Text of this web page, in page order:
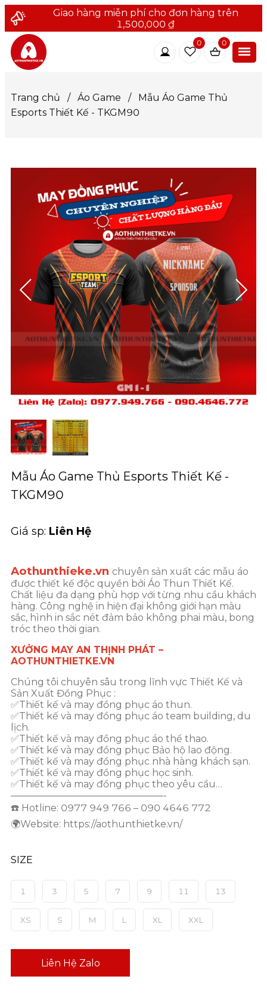
Giao hàng miễn phí cho đơn hàng trên
1,500,000 ₫
0 0
Trang chủ / Áo Game /
Mẫu Áo Game Thủ
Esports Thiết Kế - TKGM90
Mẫu Áo Game Thủ Esports Thiết Kế -
TKGM90
Aothunthieke.vn chuyên sản xuất các mẫu áo
được thiết kế độc quyền bởi Áo Thun Thiết Kế.
Chất liệu đa dạng phù hợp với từng nhu cầu khách
hàng. Công nghệ in hiện đại không giới hạn màu
sắc, hình in sắc nét đảm bảo không phai màu, bong
tróc theo thời gian.
XƯỞNG MAY AN THỊNH PHÁT –
AOTHUNTHIETKE.VN
Chúng tôi chuyên sâu trong lĩnh vực Thiết Kế và
Sản Xuất Đồng Phục :
✅Thiết kế và may đồng phục áo thun.
✅Thiết kế và may đồng phục áo team building, du
lịch.
✅Thiết kế và may đồng phục áo thể thao.
✅Thiết kế và may đồng phục Bảo hộ lao động.
✅Thiết kế và may đồng phục nhà hàng khách sạn.
✅Thiết kế và may đồng phục học sinh.
✅Thiết kế và may đồng phục theo yêu cầu…
————————————————-
☎️ Hotline: 0977 949 766 – 090 4646 772
🌍Website: https://aothunthietke.vn/
Liên Hệ Zalo
1 3 5 7 9 11 13
XS S M L XL XXL
SIZE
Giá sp: Liên Hệ